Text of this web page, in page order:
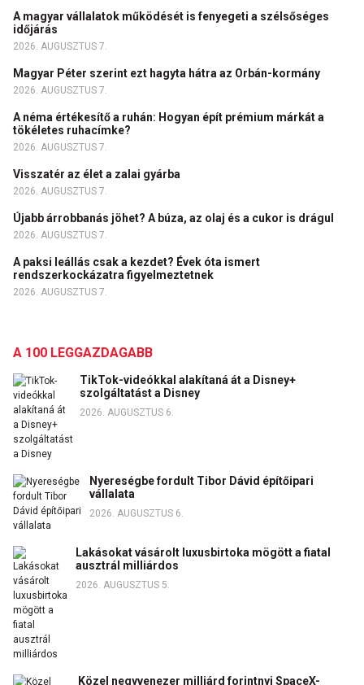
A magyar vállalatok működését is fenyegeti a szélsőséges
időjárás
2026. AUGUSZTUS 7.
Magyar Péter szerint ezt hagyta hátra az Orbán-kormány
2026. AUGUSZTUS 7.
A néma értékesítő a ruhán: Hogyan épít prémium márkát a
tökéletes ruhacímke?
2026. AUGUSZTUS 7.
Visszatér az élet a zalai gyárba
2026. AUGUSZTUS 7.
Újabb árrobbanás jöhet? A búza, az olaj és a cukor is drágul
2026. AUGUSZTUS 7.
A paksi leállás csak a kezdet? Évek óta ismert
rendszerkockázatra figyelmeztetnek
2026. AUGUSZTUS 7.
A 100 LEGGAZDAGABB
TikTok-videókkal alakítaná át a Disney+
szolgáltatást a Disney
2026. AUGUSZTUS 6.
Nyereségbe fordult Tibor Dávid építőipari
vállalata
2026. AUGUSZTUS 6.
Lakásokat vásárolt luxusbirtoka mögött a fiatal
ausztrál milliárdos
2026. AUGUSZTUS 5.
Közel negyvenezer milliárd forintnyi SpaceX-